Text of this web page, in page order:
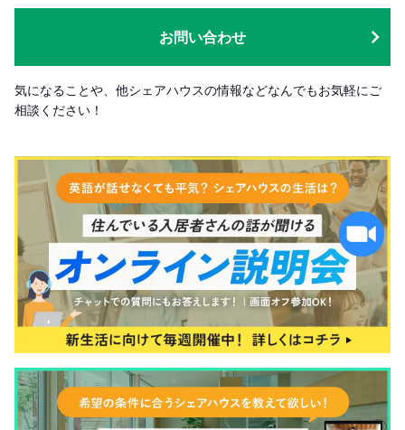
お問い合わせ
気になることや、他シェアハウスの情報などなんでもお気軽にご
相談ください！